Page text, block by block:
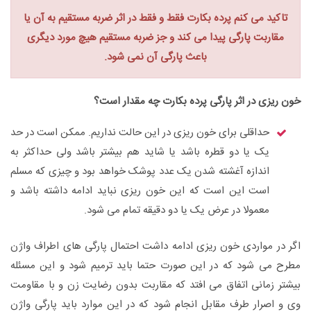
تاکید می کنم پرده بکارت فقط و فقط در اثر ضربه مستقیم به آن یا
مقاربت پارگی پیدا می کند و جز ضربه مستقیم هیچ مورد دیگری
باعث پارگی آن نمی شود.
خون ریزی در اثر پارگی پرده بکارت چه مقدار است؟
حداقلی برای خون ریزی در این حالت نداریم. ممکن است در حد
یک یا دو قطره باشد یا شاید هم بیشتر باشد ولی حداکثر به
اندازه آغشته شدن یک عدد پوشک خواهد بود و چیزی که مسلم
است این است که این خون ریزی نباید ادامه داشته باشد و
معمولا در عرض یک یا دو دقیقه تمام می شود.
اگر در مواردی خون ریزی ادامه داشت احتمال پارگی های اطراف واژن
مطرح می شود که در این صورت حتما باید ترمیم شود و این مسئله
بیشتر زمانی اتفاق می افتد که مقاربت بدون رضایت زن و با مقاومت
وی و اصرار طرف مقابل انجام شود که در این موارد باید پارگی واژن